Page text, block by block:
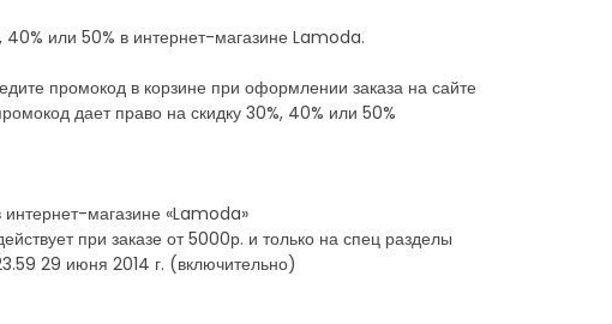
40% или 50% в интернет-магазине Lamoda.
промокод в корзине при оформлении заказа на сайте
дает право на скидку 30%, 40% или 50%
интернет-магазине «Lamoda»
при заказе от 5000р. и только на спец разделы
29 июня 2014 г. (включительно)